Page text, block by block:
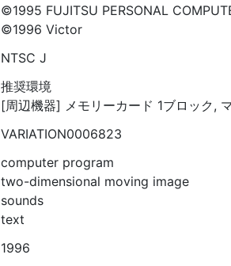
©1995 FUJITSU PERSONAL
©1996 Victor
NTSC J
推奨環境
[周辺機器] メモリーカード 1ブロック,
VARIATION0006823
computer program
two-dimensional moving image
sounds
text
1996